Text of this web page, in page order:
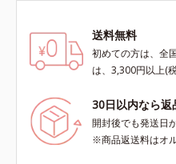
送料無料
初めての方は、全
は、3,300円以上(
30日以内なら返
開封後でも発送日
※商品返送料はオ